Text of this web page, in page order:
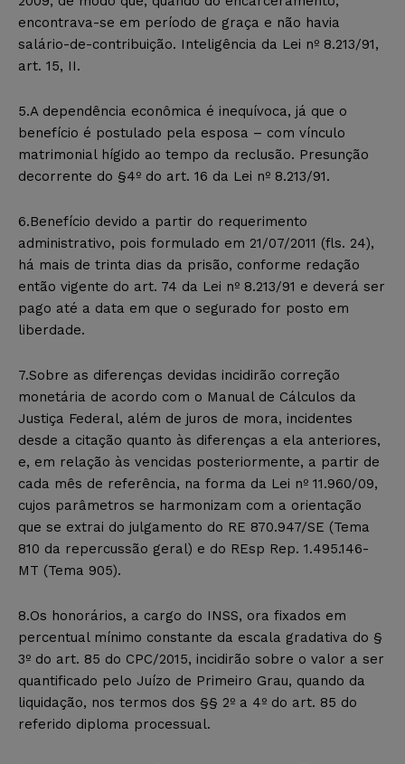
encontrava-se em período de graça e não havia
salário-de-contribuição. Inteligência da Lei nº 8.213/91,
art. 15, II.
5.A dependência econômica é inequívoca, já que o
benefício é postulado pela esposa – com vínculo
matrimonial hígido ao tempo da reclusão. Presunção
decorrente do §4º do art. 16 da Lei nº 8.213/91.
6.Benefício devido a partir do requerimento
administrativo, pois formulado em 21/07/2011 (fls. 24),
há mais de trinta dias da prisão, conforme redação
então vigente do art. 74 da Lei nº 8.213/91 e deverá ser
pago até a data em que o segurado for posto em
liberdade.
7.Sobre as diferenças devidas incidirão correção
monetária de acordo com o Manual de Cálculos da
Justiça Federal, além de juros de mora, incidentes
desde a citação quanto às diferenças a ela anteriores,
e, em relação às vencidas posteriormente, a partir de
cada mês de referência, na forma da Lei nº 11.960/09,
cujos parâmetros se harmonizam com a orientação
que se extrai do julgamento do RE 870.947/SE (Tema
810 da repercussão geral) e do REsp Rep. 1.495.146-
MT (Tema 905).
8.Os honorários, a cargo do INSS, ora fixados em
percentual mínimo constante da escala gradativa do §
3º do art. 85 do CPC/2015, incidirão sobre o valor a ser
quantificado pelo Juízo de Primeiro Grau, quando da
liquidação, nos termos dos §§ 2º a 4º do art. 85 do
referido diploma processual.